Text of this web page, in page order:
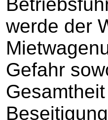
werde der
Gefahr